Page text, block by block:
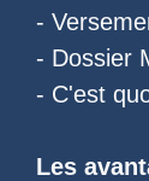
-
- Dossier
- C'est
Les